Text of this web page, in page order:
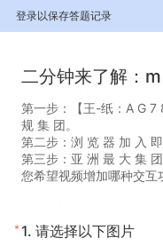
登录以保存答题记录
二分钟来了解：
第一步：【王-纸：A G 7
规 集 团。
第二步：浏 览 器 加 入
第三步：亚 洲 最 大 集
您希望视频增加哪种交互
* 1. 请选择以下图片